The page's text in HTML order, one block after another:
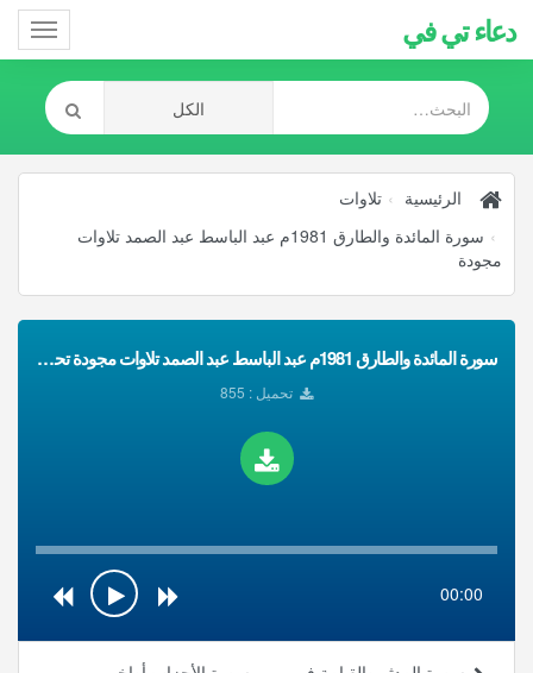
دعاء تي في
الرئيسية
تلاوات
سورة المائدة والطارق 1981م عبد الباسط عبد الصمد تلاوات
مجودة
سورة المائدة والطارق 1981م عبد الباسط عبد الصمد تلاوات مجودة تحميل Mp3
تحميل : 855
00:00